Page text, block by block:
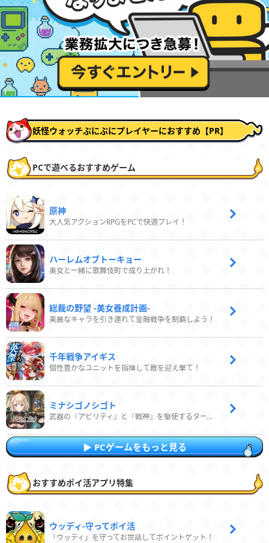
妖怪ウォッチぷにぷにプレイヤーにおすすめ【PR】
PCで遊べるおすすめゲーム
原神
大人気アクションRPGをPCで快適プレイ！
ハーレムオブトーキョー
美女と一緒に歌舞伎町で成り上がれ！
総裁の野望 -美女養成計画-
美麗なキャラを引き連れて金融戦争を制覇しよう！
千年戦争アイギス
個性豊かなユニットを指揮して敵を迎え撃て！
ミナシゴノシゴト
武器の『アビリティ』と『戦神』を駆使するターン制コマンドバトルRPG！
PCゲームをもっと見る
おすすめポイ活アプリ特集
ウッディ‐守ってポイ活
「ウッディ」を守ってお世話してポイントゲット！